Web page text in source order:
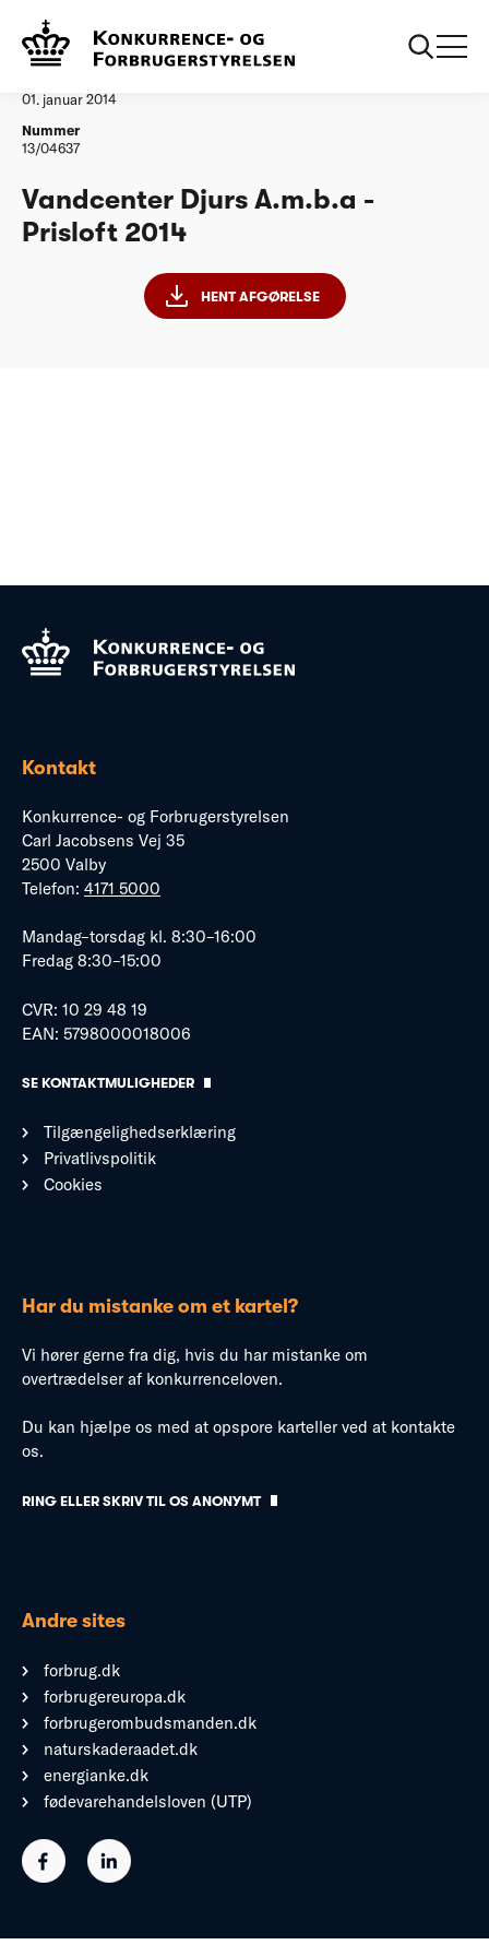
Vandtilsyn
01. januar 2014
Nummer
13/04637
Vandcenter Djurs A.m.b.a -
Prisloft 2014
HENT AFGØRELSE
Kontakt
Konkurrence- og Forbrugerstyrelsen
Carl Jacobsens Vej 35
2500 Valby
Telefon: 4171 5000
Mandag–torsdag kl. 8:30–16:00
Fredag 8:30–15:00
CVR: 10 29 48 19
EAN: 5798000018006
SE KONTAKTMULIGHEDER
Tilgængelighedserklæring
Privatlivspolitik
Cookies
Har du mistanke om et kartel?
Vi hører gerne fra dig, hvis du har mistanke om
overtrædelser af konkurrenceloven.
Du kan hjælpe os med at opspore karteller ved at kontakte
os.
RING ELLER SKRIV TIL OS ANONYMT
Andre sites
forbrug.dk
forbrugereuropa.dk
forbrugerombudsmanden.dk
naturskaderaadet.dk
energianke.dk
fødevarehandelsloven (UTP)